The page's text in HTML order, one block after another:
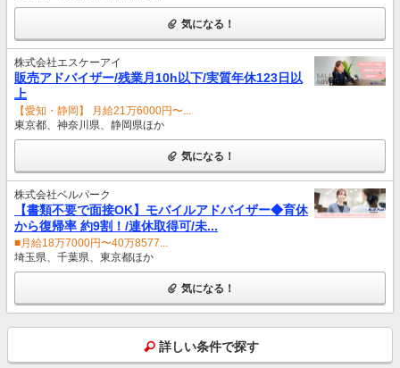
気になる！
株式会社エスケーアイ
販売アドバイザー/残業月10h以下/実質年休123日以
上
【愛知・静岡】 月給21万6000円〜...
東京都、神奈川県、静岡県ほか
気になる！
株式会社ベルパーク
【書類不要で面接OK】モバイルアドバイザー◆育休
から復帰率 約9割！/連休取得可/未...
■月給18万7000円〜40万8577...
埼玉県、千葉県、東京都ほか
気になる！
詳しい条件で探す